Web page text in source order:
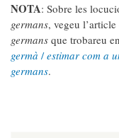
NOTA: Sobre les
germans, vegeu
germans que trobareu
germà /estimar com a
germans.